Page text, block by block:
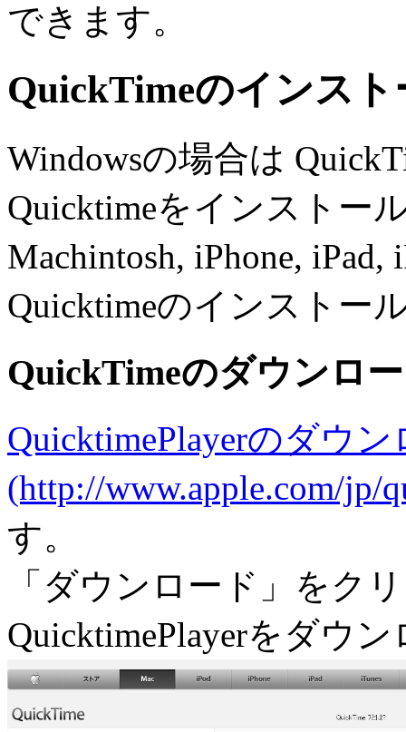
できます。
QuickTimeのインス
Windowsの場合は
Quicktimeをインストー
Machintosh, iPhone,
Quicktimeのインストー
QuickTimeのダウンロ
QuicktimePlayerのダウ
(http://www.apple.com/jp/
す。
「ダウンロード」をク
QuicktimePlayerをダウ